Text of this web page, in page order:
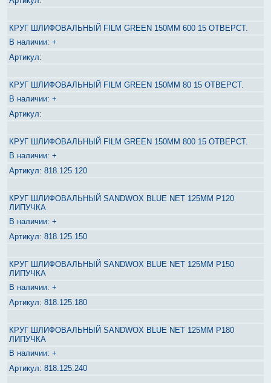
КРУГ ШЛИФОВАЛЬНЫЙ FILM GREEN 150ММ 600 15 ОТВЕРСТ.
+
КРУГ ШЛИФОВАЛЬНЫЙ FILM GREEN 150ММ 80 15 ОТВЕРСТ.
+
КРУГ ШЛИФОВАЛЬНЫЙ FILM GREEN 150ММ 800 15 ОТВЕРСТ.
+
818.125.120
КРУГ ШЛИФОВАЛЬНЫЙ SANDWOX BLUE NET 125ММ P120
ЛИПУЧКА
+
818.125.150
КРУГ ШЛИФОВАЛЬНЫЙ SANDWOX BLUE NET 125ММ P150
ЛИПУЧКА
+
818.125.180
КРУГ ШЛИФОВАЛЬНЫЙ SANDWOX BLUE NET 125ММ P180
ЛИПУЧКА
+
818.125.240